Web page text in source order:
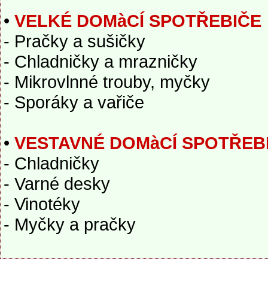
• VELKÉ DOMàCÍ SPOTŘEBIČE
- Pračky a sušičky
- Chladničky a mrazničky
- Mikrovlnné trouby, myčky
- Sporáky a vařiče
• VESTAVNÉ DOMàCÍ
- Chladničky
- Varné desky
- Vinotéky
- Myčky a pračky